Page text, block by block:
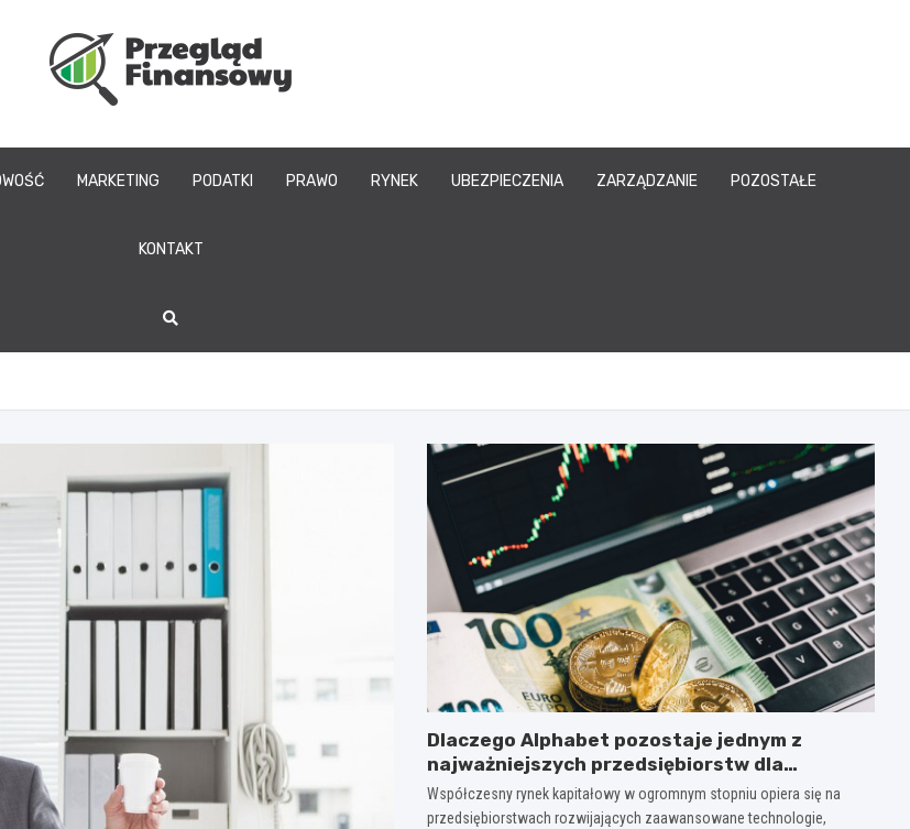
www.przegladfinansowy.pl
MARKETING PODATKI PRAWO RYNEK UBEZPIECZENIA ZARZĄDZANIE POZOSTAŁE
KONTAKT
Dlaczego Alphabet pozostaje jednym z
najważniejszych przedsiębiorstw dla
inwestorów zainteresowanych sektorem
nowych technologii?
Współczesny rynek kapitałowy w ogromnym stopniu opiera się na
przedsiębiorstwach rozwijających zaawansowane technologie,